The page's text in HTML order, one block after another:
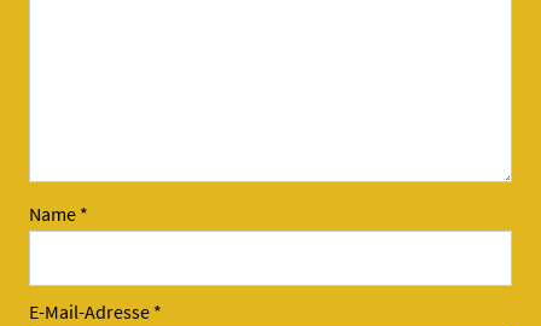
Name *
E-Mail-Adresse *